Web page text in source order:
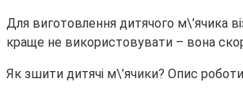
Для виготовлення дитячого м\’ячика
краще не використовувати – вона
Як зшити дитячі м\’ячики? Опис